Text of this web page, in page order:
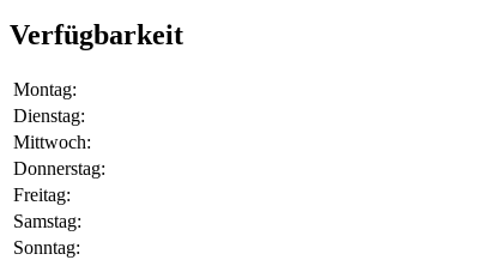
Verfügbarkeit
Montag:
Dienstag:
Mittwoch:
Donnerstag:
Freitag:
Samstag:
Sonntag: